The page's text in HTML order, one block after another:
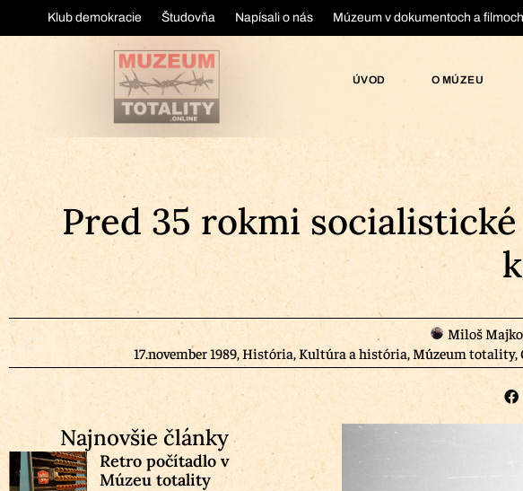
Klub demokracie Študovňa Napísali o nás Múzeum v dokumentoch a filmoch
ÚVOD O MÚZEU
Pred 35 rokmi
Miloš Majko
17.november 1989, História, Kultúra a história ,Múzeum totality,
Najnovšie články
Retro počítadlo v
Múzeu totality